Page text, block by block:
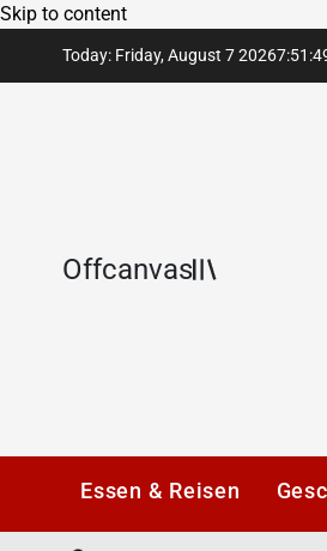
Skip to content
Today: Friday, August 7 20267:51 :
Offcanvas
Essen & Reisen